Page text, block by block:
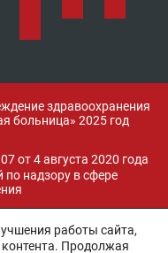
здравоохранения
больница» 2025 год
от 4 августа 2020 года
надзору в сфере
работы сайта,
Продолжая